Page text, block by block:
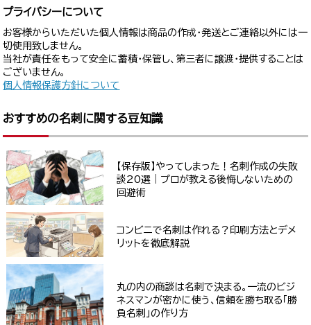
プライバシーについて
お客様からいただいた個人情報は商品の作成・発送とご連絡以外には一
切使用致しません。
当社が責任をもって安全に蓄積・保管し、第三者に譲渡・提供することは
ございません。
個人情報保護方針について
おすすめの名刺に関する豆知識
【保存版】やってしまった！名刺作成の失敗
談20選｜プロが教える後悔しないための
回避術
コンビニで名刺は作れる？印刷方法とデメ
リットを徹底解説
丸の内の商談は名刺で決まる。一流のビジ
ネスマンが密かに使う、信頼を勝ち取る「勝
負名刺」の作り方